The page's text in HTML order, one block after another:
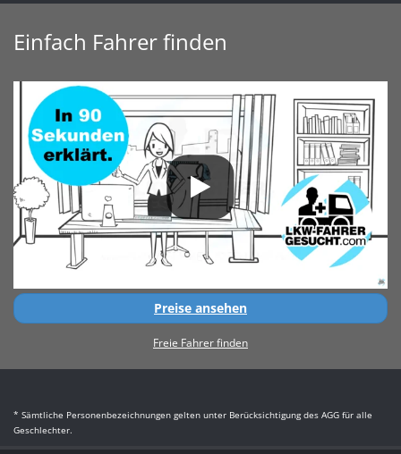
Einfach Fahrer finden
Preise ansehen
Freie Fahrer finden
* Sämtliche Personenbezeichnungen gelten unter Berücksichtigung des AGG für alle
Geschlechter.